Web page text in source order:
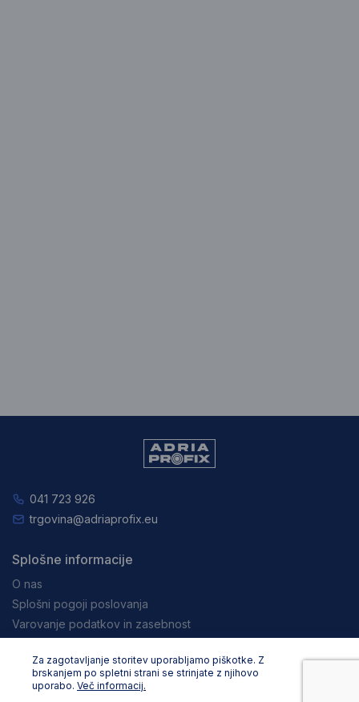
Za zagotavljanje storitev uporabljamo piškotke. Z
brskanjem po spletni strani se strinjate z njihovo
uporabo. Več informacij.
041 723 926
trgovina@adriaprofix.eu
Splošne informacije
O nas
Splošni pogoji poslovanja
Varovanje podatkov in zasebnost
Pravna obvestila